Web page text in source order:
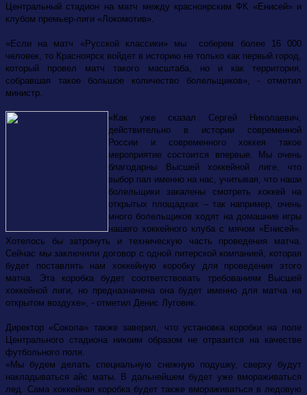
Центральный стадион на матч между красноярским ФК «Енисей» и
клубом премьер-лиги «Локомотив».
«Если на матч «Русской классики» мы соберем более 16 000
человек, то Красноярск войдет в историю не только как первый город,
который провел матч такого масштаба, но и как территория,
собравшая такое большое количество болельщиков», - отметил
министр.
«Как уже сказал Сергей Николаевич,
действительно в истории современной
России и современного хоккея такое
мероприятие состоится впервые. Мы очень
благодарны Высшей хоккейной лиге, что
выбор пал именно на нас, учитывая, что наши
болельщики закалены смотреть хоккей на
открытых площадках – так например, очень
много болельщиков ходят на домашние игры
нашего хоккейного клуба с мячом «Енисей».
Хотелось бы затронуть и техническую часть проведения матча.
Сейчас мы заключили договор с одной питерской компанией, которая
будет поставлять нам хоккейную коробку для проведения этого
матча. Эта коробка будет соответствовать требованиям Высшей
хоккейной лиги, но предназначена она будет именно для матча на
открытом воздухе», - отметил Денис Луговик.
Директор «Сокола» также заверил, что установка коробки на поле
Центрального стадиона никоим образом не отразится на качестве
футбольного поля.
«Мы будем делать специальную снежную подушку, сверху будут
накладываться айс маты. В дальнейшем будет уже вмораживаться
лед. Сама хоккейная коробка будет также вмораживаться в ледовую